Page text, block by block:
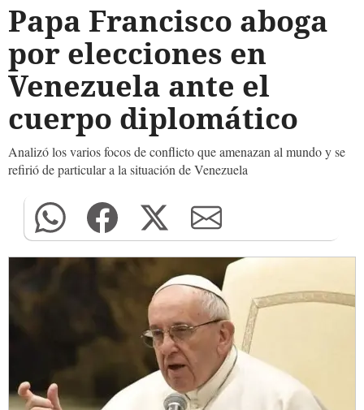
Papa Francisco aboga
por elecciones en
Venezuela ante el
cuerpo diplomático
Analizó los varios focos de conflicto que amenazan al mundo y se
refirió de particular a la situación de Venezuela